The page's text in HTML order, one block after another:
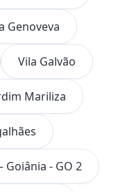
Genoveva
Vila Galvão
Mariliza
- GO 2